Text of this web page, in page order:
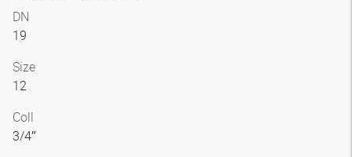
DN
19
Size
12
Coll
3/4″